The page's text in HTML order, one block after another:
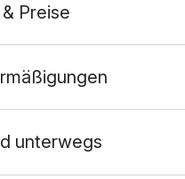
Preise
unterwegs